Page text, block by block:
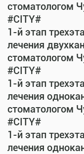
стоматологом
#CITY#
1-й этап
лечения
стоматологом
#CITY#
1-й этап
лечения
стоматологом
#CITY#
1-й этап
лечения